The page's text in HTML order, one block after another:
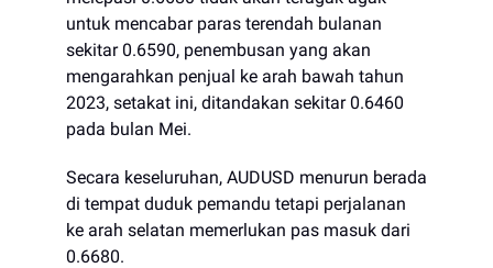
untuk mencabar paras terendah bulanan
sekitar 0.6590, penembusan yang akan
mengarahkan penjual ke arah bawah tahun
2023, setakat ini, ditandakan sekitar 0.6460
pada bulan Mei.
Secara keseluruhan, AUDUSD menurun berada
di tempat duduk pemandu tetapi perjalanan
ke arah selatan memerlukan pas masuk dari
0.6680.